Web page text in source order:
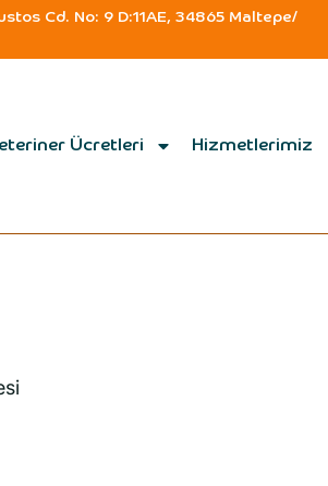
Cd. No: 9 D:11AE, 34865 Maltepe/
Ücretleri Hizmetlerimiz